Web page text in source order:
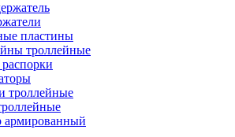
пластины
троллейные
троллейные
армированный